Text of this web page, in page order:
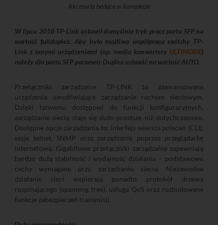
Akcesoria będące w komplecie
W lipcu 2018 TP-Link ustawił domyślnie tryb pracy portu SFP na
wartość fullduplex. Aby była możliwa współpraca switchy TP-
Link z innymi urządzeniami (np. media konwertery ULTIMODE)
należy dla portu SFP parametr Duplex ustawić na wartość AUTO.
Przełączniki zarządzalne TP-LINK to zaawansowane
urządzenia umożliwiające zarządzanie ruchem sieciowym.
Dzięki łatwemu dostępowi do funkcji konfiguracyjnych,
zarządzanie siecią staje się dużo prostsze niż dotychczasowe.
Dostępne opcje zarządzania to: interfejs wiersza poleceń (CLI),
sesje telnet, SNMP oraz zarządzanie poprzez przeglądarkę
internetową. Gigabitowe przełączniki zarządzalne zapewniają
bardzo dużą stabilność i wydajność działania – podstawowe
cechy wymagane przy zarządzaniu siecią. Niezawodne
działanie sieci wspierają ponadto protokół drzewa
rozpinającego (spanning tree), usługa QoS oraz rozbudowane
funkcje zabezpieczeń transmisji.